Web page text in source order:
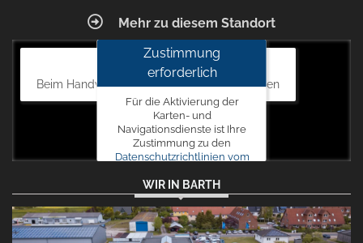
Mehr zu diesem Standort
Autohaus Blunck
Beim Handweiser 19, 18311 Ribnitz-Damgarten
Zustimmung
erforderlich
Für die Aktivierung der
Karten- und
Navigationsdienste ist Ihre
Zustimmung zu den
Datenschutzrichtlinien vom
erforderlich.
Zustimmen
und
WIR IN BARTH